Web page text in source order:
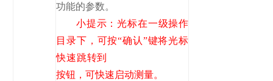
功能的参数。
小提示：光标在一级操作
目录下，可按“确认”键将光标
快速跳转到
按钮，可快速启动测量。